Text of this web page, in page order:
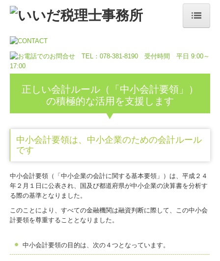
ホーム
事務所案内／事务所信息
事務所の特長／事务所特色
業務内容／业务内容
顧問契約のながれ／合同签约流程
料金について／关于费用
採用情報／招聘信息
募集要項／招聘要求
お問合せ／询问
正しい会計ルール（「中小会計要領」）
の積極的な活用を支援します
中小会計要領は、中小企業のための会計ルール
です
中小会計要領（「中小企業の会計に関する基本要領」）は、平成２４
年２月１日に公表され、国及び都道府県が中小企業の決算書を分析す
る際の基準となりました。
このことにより、すべての金融機関は融資判断に際して、この中小会
計要領を尊重することとなりました。
中小会計要領の目的は、次の４つとなっています。